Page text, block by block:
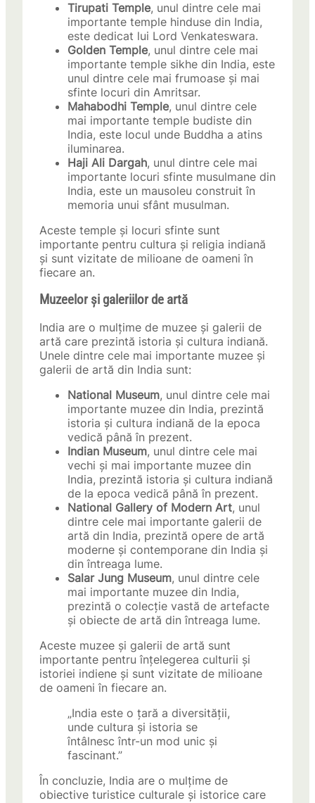
Tirupati Temple, unul dintre cele mai
importante temple hinduse din India,
este dedicat lui Lord Venkateswara.
Golden Temple, unul dintre cele mai
importante temple sikhe din India, este
unul dintre cele mai frumoase și mai
sfinte locuri din Amritsar.
Mahabodhi Temple, unul dintre cele
mai importante temple budiste din
India, este locul unde Buddha a atins
iluminarea.
Haji Ali Dargah, unul dintre cele mai
importante locuri sfinte musulmane din
India, este un mausoleu construit în
memoria unui sfânt musulman.
Aceste temple și locuri sfinte sunt
importante pentru cultura și religia indiană
și sunt vizitate de milioane de oameni în
fiecare an.
Muzeelor și galeriilor de artă
India are o mulțime de muzee și galerii de
artă care prezintă istoria și cultura indiană.
Unele dintre cele mai importante muzee și
galerii de artă din India sunt:
National Museum, unul dintre cele mai
importante muzee din India, prezintă
istoria și cultura indiană de la epoca
vedică până în prezent.
Indian Museum, unul dintre cele mai
vechi și mai importante muzee din
India, prezintă istoria și cultura indiană
de la epoca vedică până în prezent.
National Gallery of Modern Art, unul
dintre cele mai importante galerii de
artă din India, prezintă opere de artă
moderne și contemporane din India și
din întreaga lume.
Salar Jung Museum, unul dintre cele
mai importante muzee din India,
prezintă o colecție vastă de artefacte
și obiecte de artă din întreaga lume.
Aceste muzee și galerii de artă sunt
importante pentru înțelegerea culturii și
istoriei indiene și sunt vizitate de milioane
de oameni în fiecare an.
„India este o țară a diversității,
unde cultura și istoria se
întâlnesc într-un mod unic și
fascinant.”
În concluzie, India are o mulțime de
obiective turistice culturale și istorice care